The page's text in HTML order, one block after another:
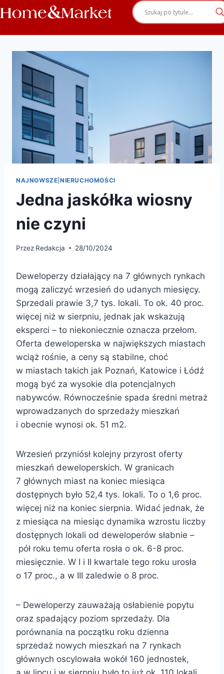
NAJNOWSZE NIERUCHOMOŚCI
Jedna jaskółka wiosny
nie czyni
Przez Redakcja 28/10/2024
Deweloperzy działający na 7 głównych rynkach
mogą zaliczyć wrzesień do udanych miesięcy.
Sprzedali prawie 3,7 tys. lokali. To ok. 40 proc.
więcej niż w sierpniu, jednak jak wskazują
eksperci – to niekoniecznie oznacza przełom.
Oferta deweloperska w największych miastach
wciąż rośnie, a ceny są stabilne, choć
w miastach takich jak Poznań, Katowice i Łódź
mogą być za wysokie dla potencjalnych
nabywców. Równocześnie spada średni metraż
wprowadzanych do sprzedaży mieszkań
i obecnie wynosi ok. 51 m2.
Wrzesień przyniósł kolejny przyrost oferty
mieszkań deweloperskich. W granicach
7 głównych miast na koniec miesiąca
dostępnych było 52,4 tys. lokali. To o 1,6 proc.
więcej niż na koniec sierpnia. Widać jednak, że
z miesiąca na miesiąc dynamika wzrostu liczby
dostępnych lokali od deweloperów słabnie –
pół roku temu oferta rosła o ok. 6-8 proc.
miesięcznie. W I i II kwartale tego roku urosła
o 17 proc., a w III zaledwie o 8 proc.
– Deweloperzy zauważają osłabienie popytu
oraz spadający poziom sprzedaży. Dla
porównania na początku roku dzienna
sprzedaż nowych mieszkań na 7 rynkach
głównych oscylowała wokół 160 jednostek,